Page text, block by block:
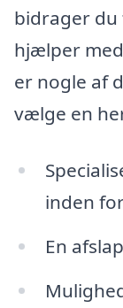
bidrager du
hjælper
er nogle af
vælge en
inden
En